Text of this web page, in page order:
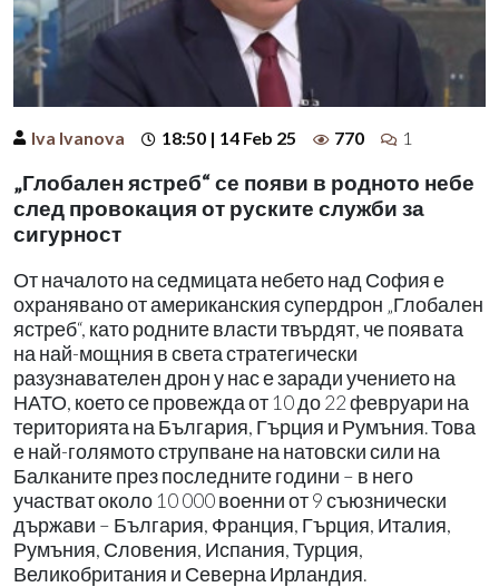
Iva Ivanova 18:50 | 14 Feb 25 770 1
„Глобален ястреб“ се появи в родното небе
след провокация от руските служби за
сигурност
От началото на седмицата небето над София е
охранявано от американския супердрон „Глобален
ястреб“, като родните власти твърдят, че появата
на най-мощния в света стратегически
разузнавателен дрон у нас е заради учението на
НАТО, което се провежда от 10 до 22 февруари на
територията на България, Гърция и Румъния. Това
е най-голямото струпване на натовски сили на
Балканите през последните години – в него
участват около 10 000 военни от 9 съюзнически
държави – България, Франция, Гърция, Италия,
Румъния, Словения, Испания, Турция,
Великобритания и Северна Ирландия.